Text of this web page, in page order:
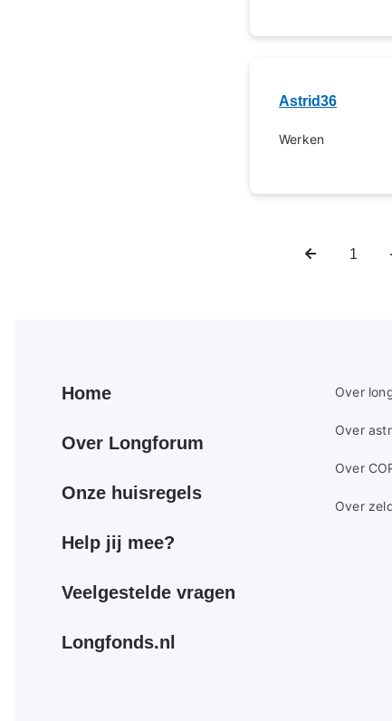
Astrid36
Werken
VorigeEerste
1
Primair
menu
Home
Over Longforum
Onze huisregels
Help jij mee?
Veelgestelde vragen
Longfonds.nl
menu
Over
Over
Over
Over